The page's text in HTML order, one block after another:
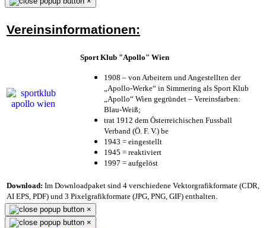
Vereinsinformationen:
Sport Klub "Apollo" Wien
1908 – von Arbeitern und Angestellten der
„Apollo-Werke“ in Simmering als Sport Klub
„Apollo“ Wien gegründet – Vereinsfarben:
Blau-Weiß;
trat 1912 dem Österreichischen Fussball
Verband (Ö. F. V.) be
1943 = eingestellt
1945 = reaktiviert
1997 = aufgelöst
Download: Im Downloadpaket sind 4 verschiedene Vektorgrafikformate (CDR,
AI EPS, PDF) und 3 Pixelgrafikformate (JPG, PNG, GIF) enthalten.
×
×